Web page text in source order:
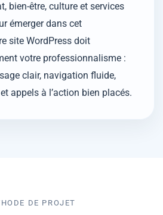
bien-être, culture et services
émerger dans cet
site WordPress doit
votre professionnalisme :
clair, navigation fluide,
appels à l’action bien placés.
DE PROJET